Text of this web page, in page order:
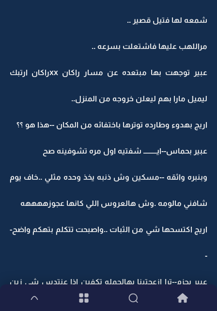
شمعه لها فتيل قصير ..
مراللهب عليها فاشتعلت بسرعه ..
عبير توجهت بها مبتعده عن مسار راكان xxراكان ارتبك
ليميل مارا بهم ليعلن خروجه من المنزل..
اريج بهدوء وطارده توترها باختفائه من المكان --هذا هو ؟؟
عبير بحماس--ايـــــــــ شفتيه اول مره تشوفينه صح
وبنبره واثقه --مسكين وش ذنبه يخذ وحده مثلي ..خاف يوم
شافني مالومه .وش هالعروس اللي كانها عجوزههههه
اريج اكتسحها شي من الثبات ..واصبحت تتكلم بتهكم واضح-
-
عبير بحزم--ترا ازعجتينا بهالجمله تكفين اذا عنتدس شي زين